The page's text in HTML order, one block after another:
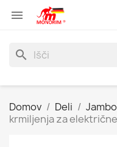

search
Domov Deli
krmiljenja za